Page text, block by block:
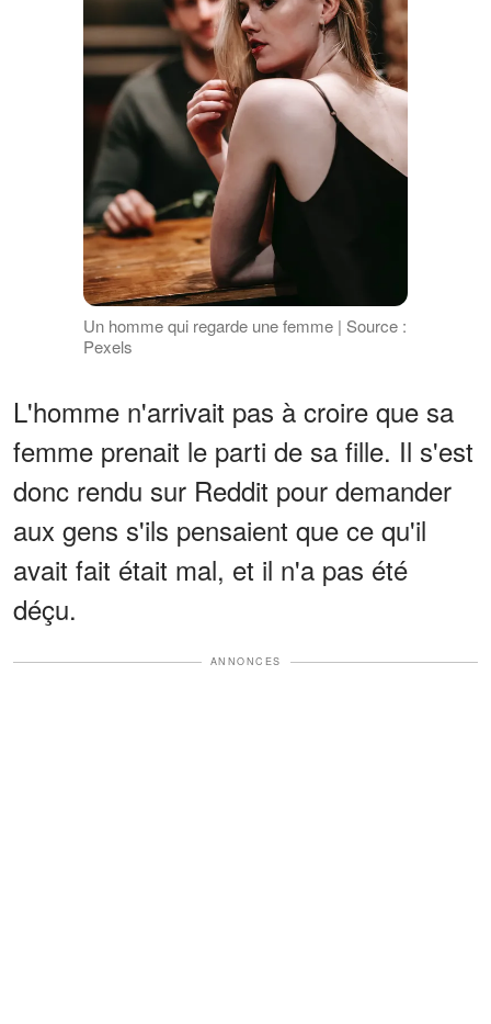
Un homme qui regarde une femme | Source :
Pexels
L'homme n'arrivait pas à croire que sa
femme prenait le parti de sa fille. Il s'est
donc rendu sur Reddit pour demander
aux gens s'ils pensaient que ce qu'il
avait fait était mal, et il n'a pas été
déçu.
ANNONCES